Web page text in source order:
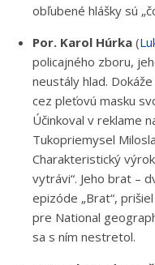
obľubené hlášky sú
Por. Karol Húrka (
policajného zboru,
neustály hlad.
cez pleťovú masku
Účinkoval v reklame
Tukopriemysel
Charakteristický
vytrávi“. Jeho brat –
epizóde „Brat“,
pre National
sa s ním nestretol.